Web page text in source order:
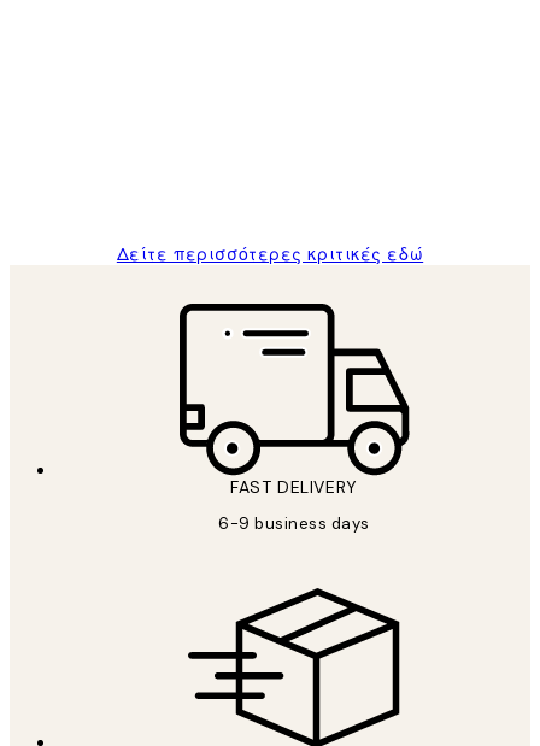
Δείτε περισσότερες κριτικές εδώ
FAST DELIVERY
6-9 business days